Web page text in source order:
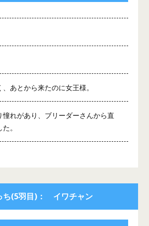
あとから来たのに女王様。
憧れがあり、ブリーダーさんから直
。
ち(5羽目)： イワチャン